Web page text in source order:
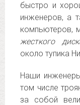
быстро и
инженеров, а
компьютеров,
жесткого
около тупика
Наши
том числе
за собой